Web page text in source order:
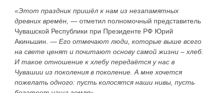
«Этот праздник пришёл к нам из незапамятных
древних времён, — отметил полномочный представитель
Чувашской Республики при Президенте РФ Юрий
Акиньшин . — Его отмечают люди, которые выше всего
на свете ценят и почитают основу самой жизни – хлеб.
И такое отношение к хлебу передаётся у нас в
Чувашии из поколения в поколение. А мне хочется
пожелать одного: пусть колосятся наши нивы, пусть